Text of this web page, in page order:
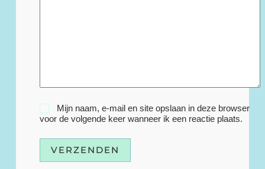
Mijn naam, e-mail en site opslaan in deze browser
voor de volgende keer wanneer ik een reactie plaats.
VERZENDEN